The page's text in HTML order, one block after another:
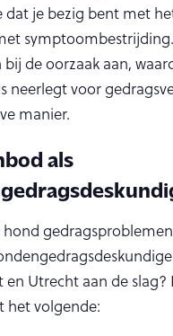
dat je bezig bent met
de oorzaak aan,
neerlegt voor
manier.
als
Utrecht aan de slag?
het volgende: